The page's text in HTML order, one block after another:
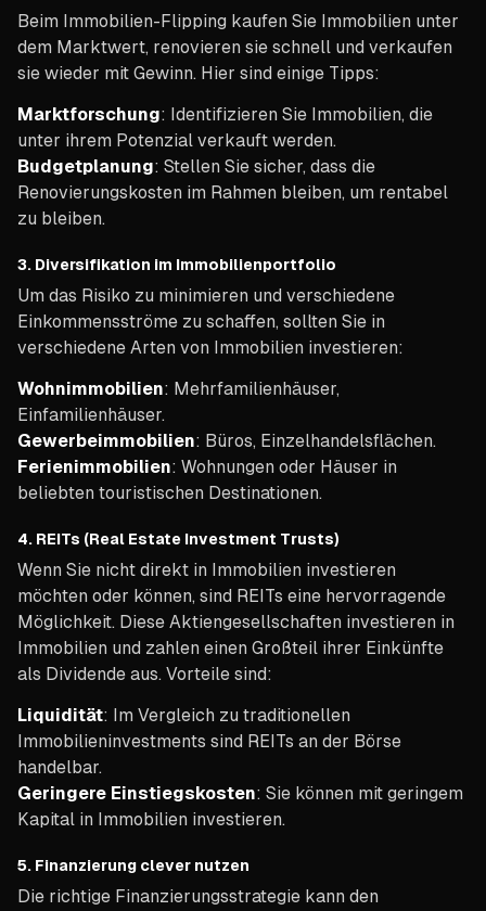
Beim Immobilien-Flipping kaufen Sie Immobilien unter
dem Marktwert, renovieren sie schnell und verkaufen
sie wieder mit Gewinn. Hier sind einige Tipps:
Marktforschung: Identifizieren Sie Immobilien, die
unter ihrem Potenzial verkauft werden.
Budgetplanung: Stellen Sie sicher, dass die
Renovierungskosten im Rahmen bleiben, um rentabel
zu bleiben.
3. Diversifikation im Immobilienportfolio
Um das Risiko zu minimieren und verschiedene
Einkommensströme zu schaffen, sollten Sie in
verschiedene Arten von Immobilien investieren:
Wohnimmobilien: Mehrfamilienhäuser,
Einfamilienhäuser.
Gewerbeimmobilien: Büros, Einzelhandelsflächen.
Ferienimmobilien: Wohnungen oder Häuser in
beliebten touristischen Destinationen.
4. REITs (Real Estate Investment Trusts)
Wenn Sie nicht direkt in Immobilien investieren
möchten oder können, sind REITs eine hervorragende
Möglichkeit. Diese Aktiengesellschaften investieren in
Immobilien und zahlen einen Großteil ihrer Einkünfte
als Dividende aus. Vorteile sind:
Liquidität: Im Vergleich zu traditionellen
Immobilieninvestments sind REITs an der Börse
handelbar.
Geringere Einstiegskosten: Sie können mit geringem
Kapital in Immobilien investieren.
5. Finanzierung clever nutzen
Die richtige Finanzierungsstrategie kann den